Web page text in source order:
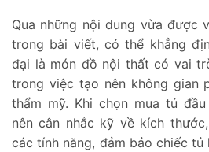
Qua những nội dung vừa được
trong bài viết, có thể khẳng
đại là món đồ nội thất có vai
trong việc tạo nên không gian
thẩm mỹ. Khi chọn mua tủ
nên cân nhắc kỹ về kích
các tính năng, đảm bảo chiếc